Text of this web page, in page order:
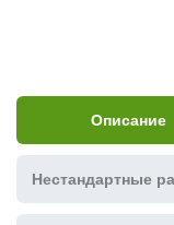
Описание
Нестандартные